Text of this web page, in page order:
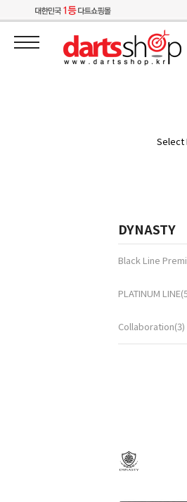
Select
DYNASTY
Black Line
PLATINUM
Collaboration(3)